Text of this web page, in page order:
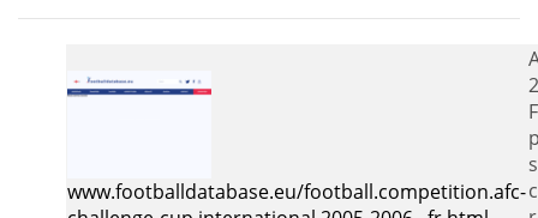
www.footballdatabase.eu/football.competition.afc-